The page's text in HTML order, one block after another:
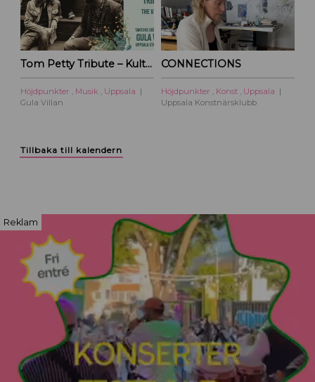
Tom Petty Tribute – Kulturoasens sommarscen 2026
Höjdpunkter , Musik , Uppsala
Gula Villan
CONNECTIONS
Höjdpunkter , Konst , Uppsala
Uppsala Konstnärsklubb
Tillbaka till kalendern
Reklam